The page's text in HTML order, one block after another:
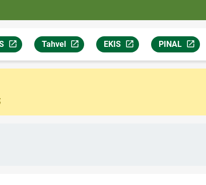
новой странице
откроется на новой странице
Tahvel
Ссылка откроется на новой странице
EKIS
Ссылка откроется на
PINAL
Ссылка